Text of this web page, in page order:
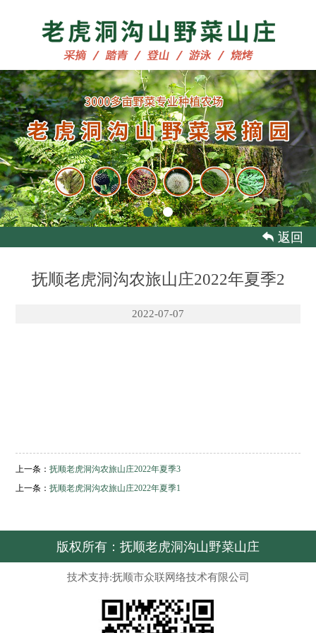
 返回
抚顺老虎洞沟农旅山庄2022年夏季2
2022-07-07
上一条：抚顺老虎洞沟农旅山庄2022年夏季3
上一条：抚顺老虎洞沟农旅山庄2022年夏季1
版权所有：抚顺老虎洞沟山野菜山庄
技术支持:抚顺市众联网络技术有限公司